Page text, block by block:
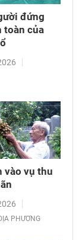
đứng
toàn của
vào vụ thu
PHƯƠNG